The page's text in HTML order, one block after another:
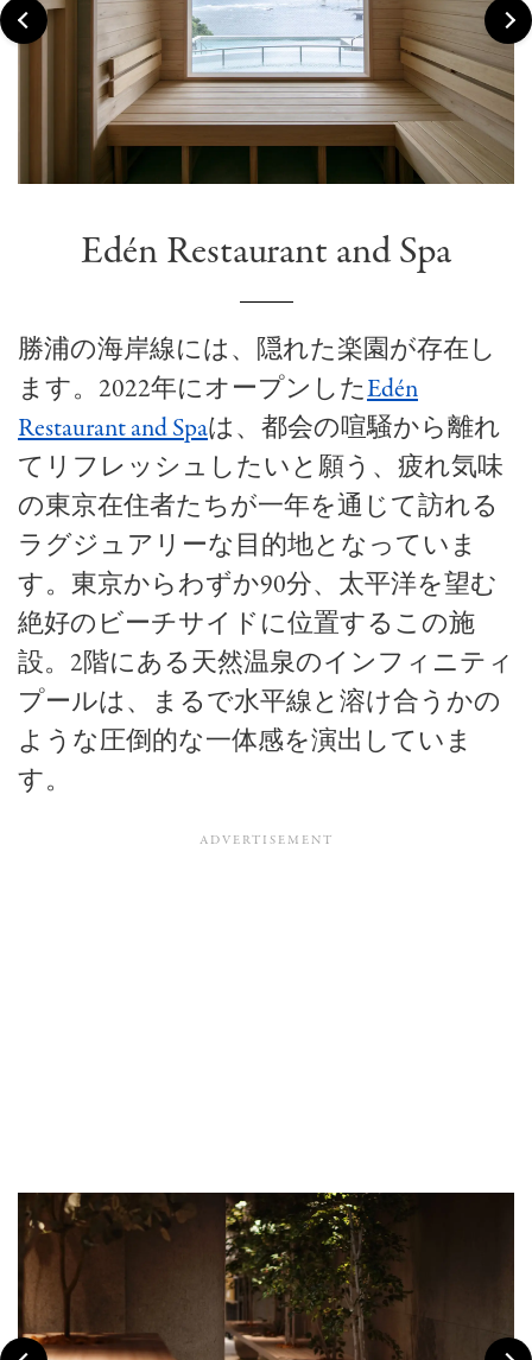
Edén Restaurant and Spa
勝浦の海岸線には、隠れた楽園が存在し
ます。2022年にオープンしたEdén
Restaurant and Spaは、都会の喧騒から離れ
てリフレッシュしたいと願う、疲れ気味
の東京在住者たちが一年を通じて訪れる
ラグジュアリーな目的地となっていま
す。東京からわずか90分、太平洋を望む
絶好のビーチサイドに位置するこの施
設。2階にある天然温泉のインフィニティ
プールは、まるで水平線と溶け合うかの
ような圧倒的な一体感を演出していま
す。